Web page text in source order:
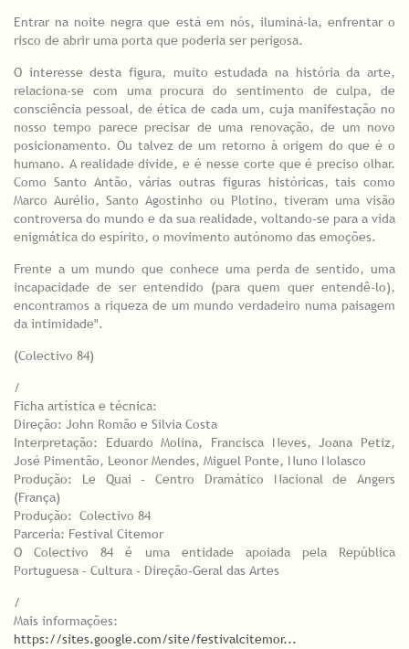
Entrar na noite negra que está em nós, iluminá-la, enfrentar o
risco de abrir uma porta que poderia ser perigosa.
O interesse desta figura, muito estudada na história da arte,
relaciona-se com uma procura do sentimento de culpa, de
consciência pessoal, de ética de cada um, cuja manifestação no
nosso tempo parece precisar de uma renovação, de um novo
posicionamento. Ou talvez de um retorno à origem do que é o
humano. A realidade divide, e é nesse corte que é preciso olhar.
Como Santo Antão, várias outras figuras históricas, tais como
Marco Aurélio, Santo Agostinho ou Plotino, tiveram uma visão
controversa do mundo e da sua realidade, voltando-se para a vida
enigmática do espírito, o movimento autónomo das emoções.
Frente a um mundo que conhece uma perda de sentido, uma
incapacidade de ser entendido (para quem quer entendê-lo),
encontramos a riqueza de um mundo verdadeiro numa paisagem
da intimidade".
(Colectivo 84)
/
Ficha artística e técnica:
Direção: John Romão e Silvia Costa
Interpretação: Eduardo Molina, Francisca Neves, Joana Petiz,
José Pimentão, Leonor Mendes, Miguel Ponte, Nuno Nolasco
Produção: Le Quai - Centro Dramático Nacional de Angers
(França)
Produção: Colectivo 84
Parceria: Festival Citemor
O Colectivo 84 é uma entidade apoiada pela República
Portuguesa - Cultura - Direção-Geral das Artes
/
Mais informações:
https://sites.google.com/site/festivalcitemor...